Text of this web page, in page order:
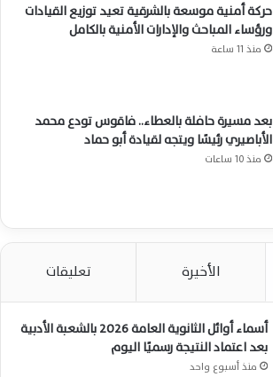
حركة أمنية موسعة بالشرقية تعيد توزيع القيادات
ورؤساء المباحث والإدارات الأمنية بالكامل
منذ 11 ساعة
بعد مسيرة حافلة بالعطاء.. فاقوس تودع محمد
الأباصيري رئيسًا ويتجه لقيادة أبو حماد
منذ 10 ساعات
الأخيرة تعليقات
أسماء أوائل الثانوية العامة 2026 بالشعبة الأدبية
بعد اعتماد النتيجة رسميًا اليوم
منذ أسبوع واحد